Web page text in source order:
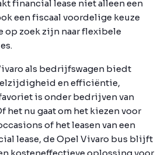
financial lease niet alleen een
een fiscaal voordelige keuze
op zoek zijn naar flexibele
als bedrijfswagen biedt
en efficiëntie,
is onder bedrijven van
het nu gaat om het kiezen voor
of het leasen van een
lease, de Opel Vivaro bus blijft
kosteneffectieve oplossing voor